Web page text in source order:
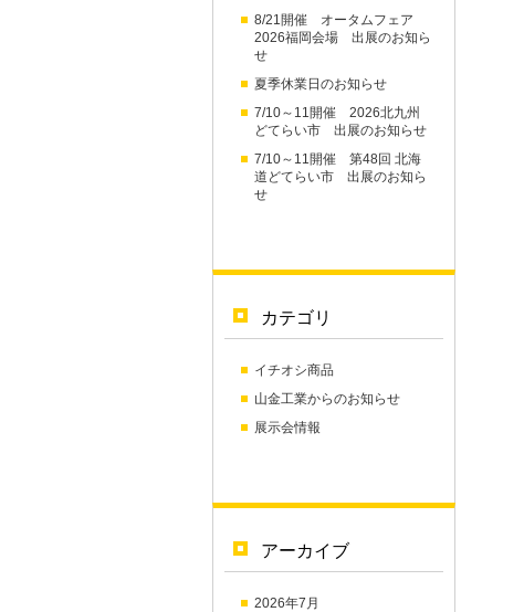
8/21開催 オータムフェア
2026福岡会場 出展のお知ら
せ
夏季休業日のお知らせ
7/10～11開催 2026北九州
どてらい市 出展のお知らせ
7/10～11開催 第48回 北海
道どてらい市 出展のお知ら
せ
カテゴリ
イチオシ商品
山金工業からのお知らせ
展示会情報
アーカイブ
2026年7月